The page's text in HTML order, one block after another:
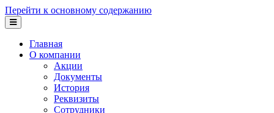
Перейти к основному содержанию
Главная
О компании
Акции
Документы
История
Реквизиты
Сотрудники